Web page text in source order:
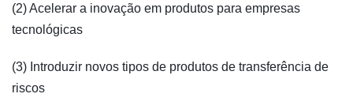
(2) Acelerar a inovação em produtos para empresas
tecnológicas
(3) Introduzir novos tipos de produtos de transferência de
riscos